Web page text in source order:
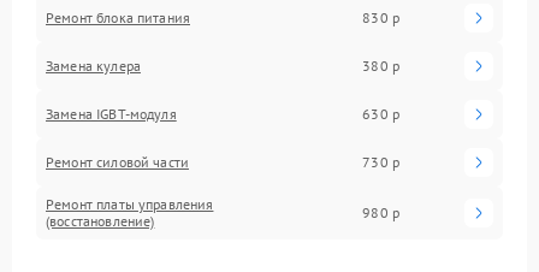
Ремонт блока питания 830 р
Замена кулера 380 р
Замена IGBT-модуля 630 р
Ремонт силовой части 730 р
Ремонт платы управления
(восстановление)
980 р